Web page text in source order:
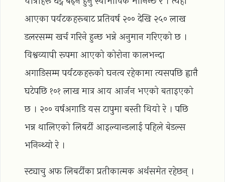
आएका पर्यटकहरूबाट प्रतिवर्ष २०० देखि २५० लाख
डलरसम्म खर्च गरिने हुन्छ भन्ने अनुमान गरिएको छ ।
विश्वव्यापी रूपमा आएको कोरोना कालभन्दा
अगाडिसम्म पर्यटकहरूको घनत्व रहेकामा त्यसपछि ह्वात्तै
घटेपछि १०१ लाख मात्र आय आर्जन भएको बताइएको
छ । २०० वर्षअगाडि यस टापुमा बस्ती थियो रे । पछि
भन्न थालिएको लिबर्टी आइल्यान्डलाई पहिले बेडल्स
भनिन्थ्यो रे ।
स्ट्याचु अफ लिबर्टीका प्रतीकात्मक अर्थसमेत रहेछन् ।